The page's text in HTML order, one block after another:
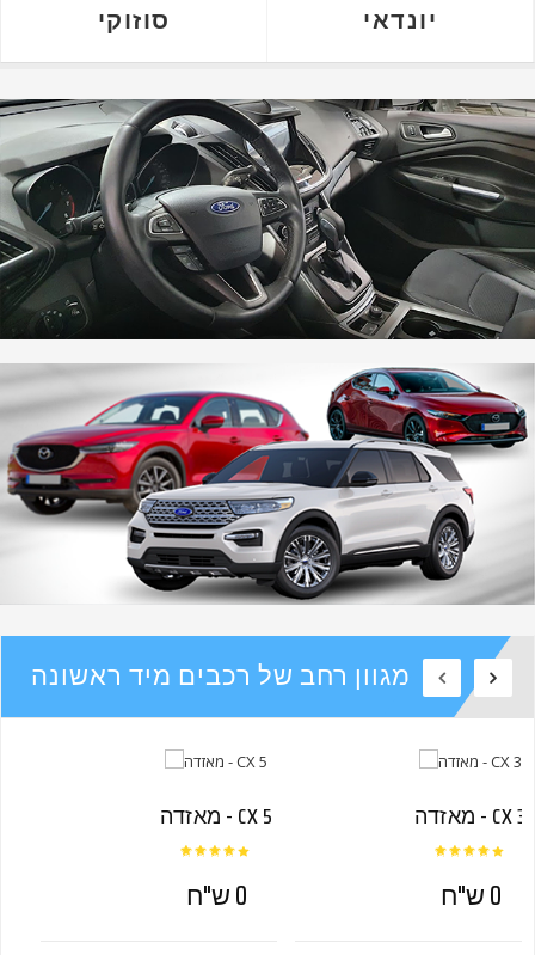
סוזוקי יונדאי
מגוון רחב של רכבים מיד ראשונה
מאזדה - CX 5
0 ש"ח
מאזדה - CX 3
0 ש"ח